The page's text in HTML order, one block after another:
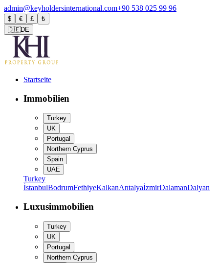
admin@keyholdersinternational.com+90 538 025 99 96
$ € £
₺
🇩🇪DE
Startseite
Immobilien
Turkey
UK
Portugal
Northern Cyprus
Spain
UAE
Turkey
İstanbulBodrumFethiyeKalkanAntalyaİzmirDalamanDalyan
Luxusimmobilien
Turkey
UK
Portugal
Northern Cyprus